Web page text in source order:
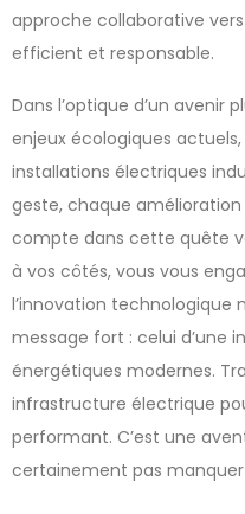
approche collaborative
efficient et responsable.
Dans l’optique d’un avenir
enjeux écologiques
installations électriques
geste, chaque
compte dans cette quête
à vos côtés, vous vous
l’innovation technologique
message fort : celui d’une
énergétiques modernes.
infrastructure électrique
performant. C’est une
certainement pas